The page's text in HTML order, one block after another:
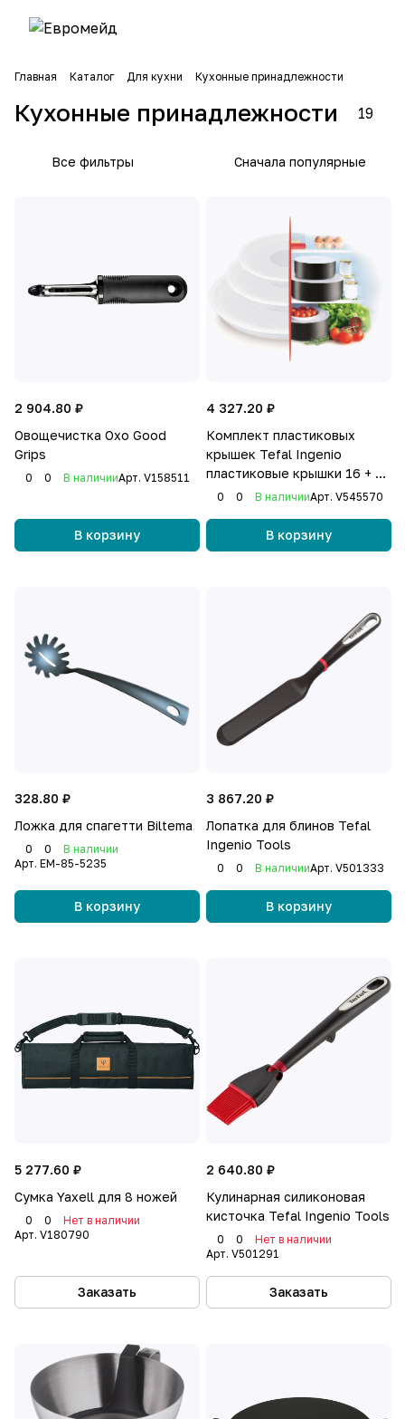
Главная Каталог Для кухни Кухонные принадлежности
Кухонные принадлежности 19
Все фильтры Сначала популярные
2 904.80 ₽
Овощечистка Oxo Good
Grips
0 0 В наличииАрт. V158511
В корзину
4 327.20 ₽
Комплект пластиковых
крышек Tefal Ingenio
пластиковые крышки 16 + 18
+ 20 см
0 0 В наличииАрт. V545570
В корзину
328.80 ₽
Ложка для спагетти Biltema
0 0
В наличии
Арт. EM-85-5235
В корзину
3 867.20 ₽
Лопатка для блинов Tefal
Ingenio Tools
0 0 В наличииАрт. V501333
В корзину
5 277.60 ₽
Сумка Yaxell для 8 ножей
0 0
Нет в наличии
Арт. V180790
Заказать
2 640.80 ₽
Кулинарная силиконовая
кисточка Tefal Ingenio Tools
0 0
Нет в наличии
Арт. V501291
Заказать